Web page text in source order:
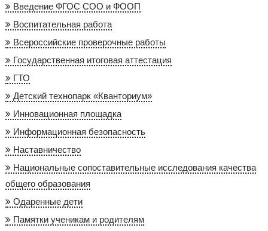
Введение ФГОС СОО и ФООП
Воспитательная работа
Всероссийские проверочные работы
Государственная итоговая аттестация
ГТО
Детский технопарк «Кванториум»
Инновационная площадка
Информационная безопасность
Наставничество
Национальные сопоставительные исследования качества
общего образования
Одаренные дети
Памятки ученикам и родителям